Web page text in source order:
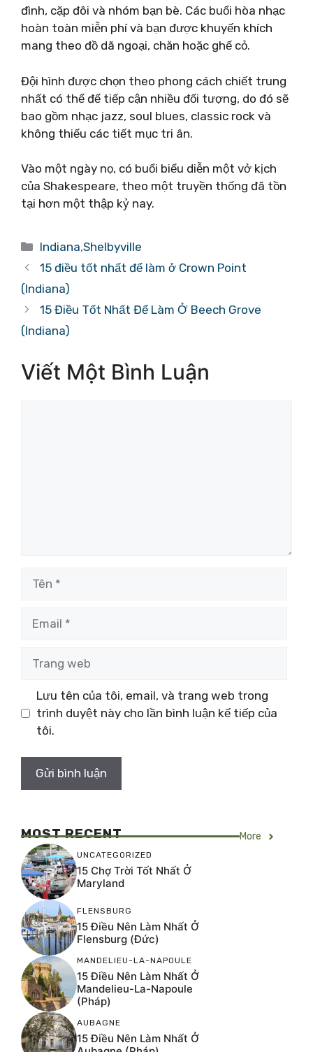
đình, cặp đôi và nhóm bạn bè. Các buổi hòa nhạc
hoàn toàn miễn phí và bạn được khuyến khích
mang theo đồ dã ngoại, chăn hoặc ghế cỏ.
Đội hình được chọn theo phong cách chiết trung
nhất có thể để tiếp cận nhiều đối tượng, do đó sẽ
bao gồm nhạc jazz, soul blues, classic rock và
không thiếu các tiết mục tri ân.
Vào một ngày nọ, có buổi biểu diễn một vở kịch
của Shakespeare, theo một truyền thống đã tồn
tại hơn một thập kỷ nay.
Danh
mục
Indiana,Shelbyville
15 điều tốt nhất để làm ở Crown Point
(Indiana)
15 Điều Tốt Nhất Để Làm Ở Beech Grove
(Indiana)
Viết Một Bình Luận
web
Lưu tên của tôi, email, và trang web trong
trình duyệt này cho lần bình luận kế tiếp của
tôi.
MOST RECENT More
UNCATEGORIZED
15 Chợ Trời Tốt Nhất Ở
Maryland
FLENSBURG
15 Điều Nên Làm Nhất Ở
Flensburg (Đức)
MANDELIEU-LA-NAPOULE
15 Điều Nên Làm Nhất Ở
Mandelieu-La-Napoule
(Pháp)
AUBAGNE
15 Điều Nên Làm Nhất Ở